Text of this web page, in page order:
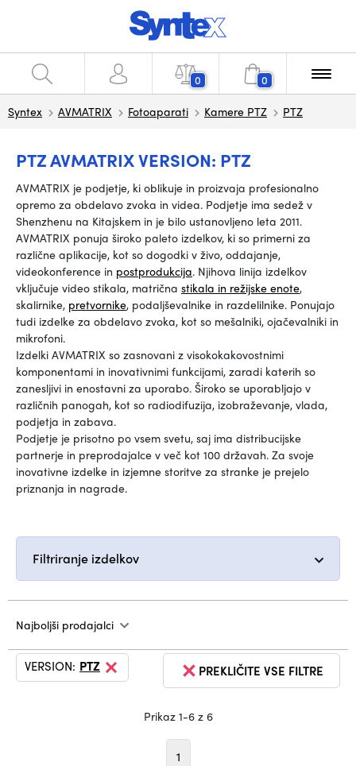
0 0
Syntex AVMATRIX Fotoaparati Kamere PTZ PTZ
PTZ AVMATRIX VERSION: PTZ
AVMATRIX je podjetje, ki oblikuje in proizvaja profesionalno
opremo za obdelavo zvoka in videa. Podjetje ima sedež v
Shenzhenu na Kitajskem in je bilo ustanovljeno leta 2011.
AVMATRIX ponuja široko paleto izdelkov, ki so primerni za
različne aplikacije, kot so dogodki v živo, oddajanje,
videokonference in postprodukcija. Njihova linija izdelkov
vključuje video stikala, matrična stikala in režijske enote,
skalirnike, pretvornike, podaljševalnike in razdelilnike. Ponujajo
tudi izdelke za obdelavo zvoka, kot so mešalniki, ojačevalniki in
mikrofoni.
Izdelki AVMATRIX so zasnovani z visokokakovostnimi
komponentami in inovativnimi funkcijami, zaradi katerih so
zanesljivi in enostavni za uporabo. Široko se uporabljajo v
različnih panogah, kot so radiodifuzija, izobraževanje, vlada,
podjetja in zabava.
Podjetje je prisotno po vsem svetu, saj ima distribucijske
partnerje in preprodajalce v več kot 100 državah. Za svoje
inovativne izdelke in izjemne storitve za stranke je prejelo
priznanja in nagrade.
Filtriranje izdelkov
Najboljši prodajalci
PREKLIČITE VSE FILTRE
VERSION: PTZ
Prikaz 1-6 z 6
1